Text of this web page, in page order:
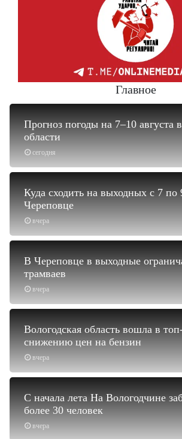
Главное
сегодня
Прогноз погоды на 7–10 августа
области
вчера
Куда сходить на выходных с 7 по
Череповце
вчера
В Череповце в выходные
трамваев
вчера
Вологодская область вошла в
снижению цен на бензин
вчера
С начала лета На Вологодчине
более 30 человек